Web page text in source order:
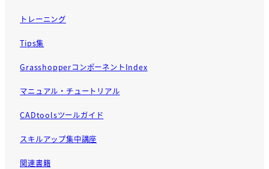
トレーニング
Tips集
GrasshopperコンポーネントIndex
マニュアル・チュートリアル
CADtoolsツールガイド
スキルアップ集中講座
関連書籍